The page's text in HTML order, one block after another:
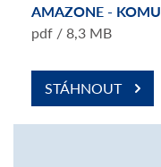
AMAZONE -
pdf / 8,3 MB
STÁHNOUT